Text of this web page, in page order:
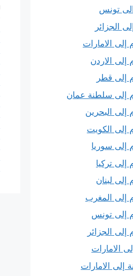
تونس
الجزائر
الامارات
الاردن
إلى قطر
إلى سلطنة عمان
إلى البحرين
إلى الكويت
إلى سوريا
تركيا
لبنان
إلى المغرب
إلى تونس
الجزائر
الامارات
إلى الامارات